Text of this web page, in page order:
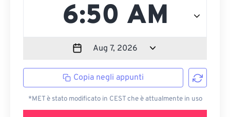
Copia negli appunti
*MET è stato modificato in CEST che è attualmente in uso